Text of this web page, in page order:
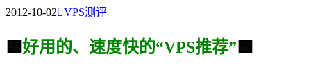
2012-10-02VPS测评
🟩 好用的、速度快的“VPS推荐” 🟩